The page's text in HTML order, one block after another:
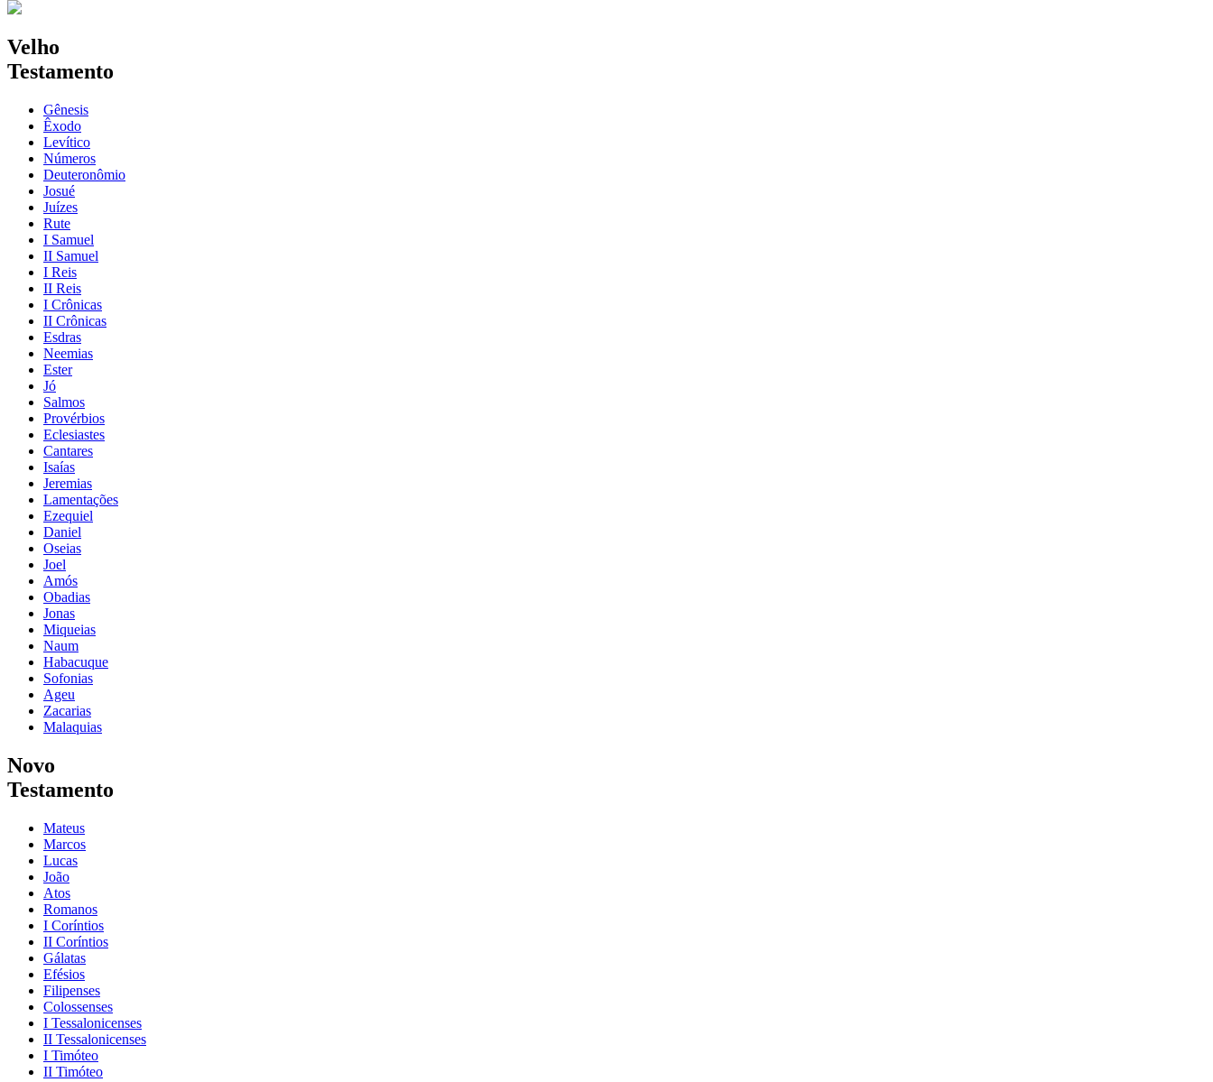
Velho
Testamento
Gênesis
Êxodo
Levítico
Números
Deuteronômio
Josué
Juízes
Rute
I Samuel
II Samuel
I Reis
II Reis
I Crônicas
II Crônicas
Esdras
Neemias
Ester
Jó
Salmos
Provérbios
Eclesiastes
Cantares
Isaías
Jeremias
Lamentações
Ezequiel
Daniel
Oseias
Joel
Amós
Obadias
Jonas
Miqueias
Naum
Habacuque
Sofonias
Ageu
Zacarias
Malaquias
Novo
Testamento
Mateus
Marcos
Lucas
João
Atos
Romanos
I Coríntios
II Coríntios
Gálatas
Efésios
Filipenses
Colossenses
I Tessalonicenses
II Tessalonicenses
I Timóteo
II Timóteo